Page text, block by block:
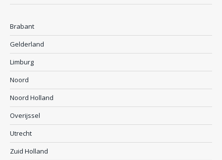
Brabant
Gelderland
Limburg
Noord
Noord Holland
Overijssel
Utrecht
Zuid Holland